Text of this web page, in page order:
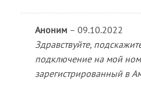
Аноним – 09.10.2022
Здравствуйте,
подключение на мой
зарегистрированный в